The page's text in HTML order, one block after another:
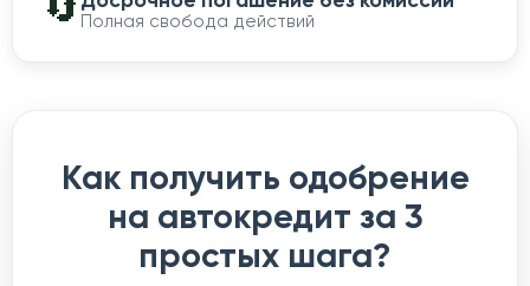
🔄 Полная свобода действий
Как получить одобрение
на автокредит за 3
простых шага?